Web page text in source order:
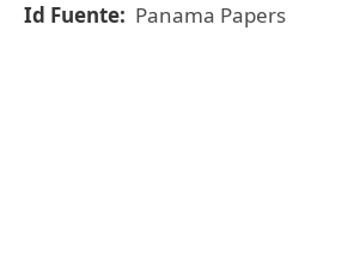
Id Fuente: Panama Papers